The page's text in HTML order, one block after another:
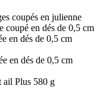
coupés en julienne
en dés de 0,5 cm
en dés de 0,5 cm
en dés de 0,5 cm
ail Plus 580 g